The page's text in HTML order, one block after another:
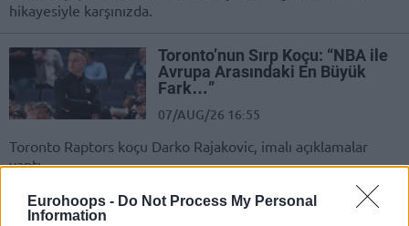
Eurohoops - Do Not Process My Personal
Information
hikayesiyle karşınızda.
Toronto’nun Sırp Koçu: “NBA ile
Avrupa Arasındaki En Büyük
Fark…”
07/AUG/26 16:55
Toronto Raptors koçu Darko Rajakovic, imalı açıklamalar
yaptı.
Olympiakos’tan Ayrıldı,